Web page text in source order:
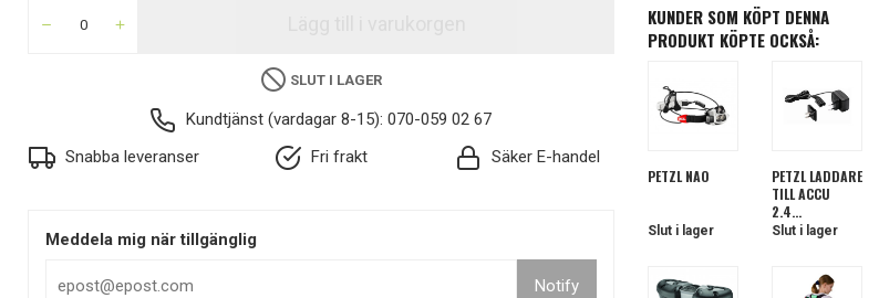
SLUT I LAGER
Kundtjänst (vardagar 8-15): 070-059 02 67
Snabba leveranser
Fri frakt Säker E-handel
Meddela mig när tillgänglig
Notify
KUNDER SOM KÖPT DENNA
PRODUKT KÖPTE OCKSÅ:
PETZL NAO
Slut i lager
PETZL LADDARE
TILL ACCU
2,4...
Slut i lager